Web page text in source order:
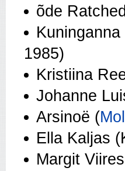
õde
Kuninganna
1985)
Kristiina
Johanne
Arsinoë (
Ella Kaljas
Margit